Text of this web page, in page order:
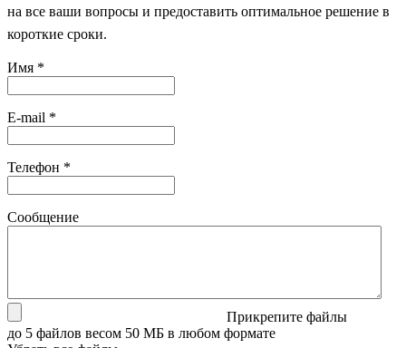
на все ваши вопросы и предоставить оптимальное решение в
короткие сроки.
Имя *
E-mail *
Телефон *
Сообщение
Прикрепите файлы
до 5 файлов весом 50 МБ в любом формате